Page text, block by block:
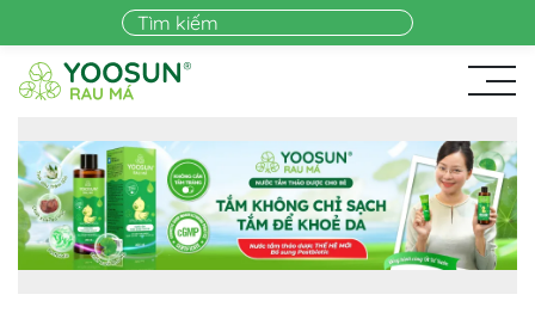
Skip to main content